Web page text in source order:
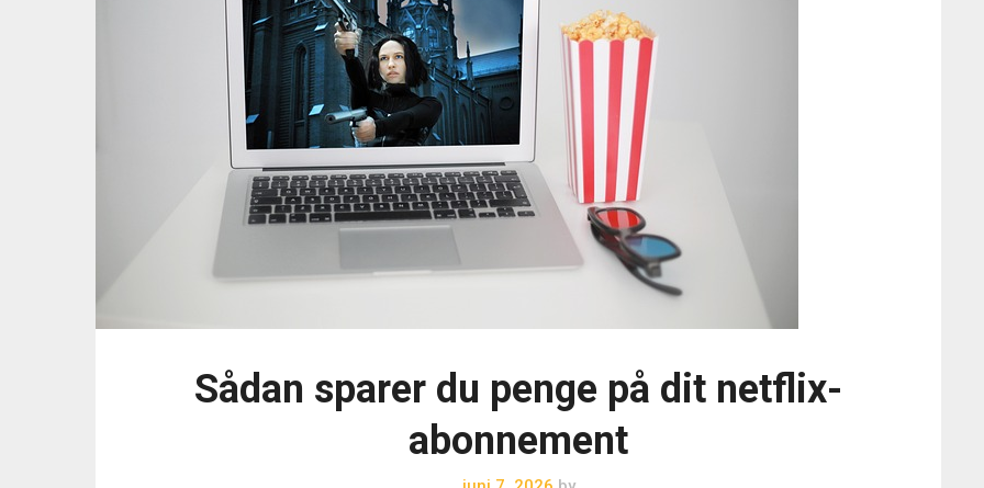
Sådan sparer du penge på dit netflix-
abonnement